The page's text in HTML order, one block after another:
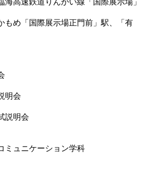
際展示場正門前」駅、「有
明会
明会
ニケーション学科